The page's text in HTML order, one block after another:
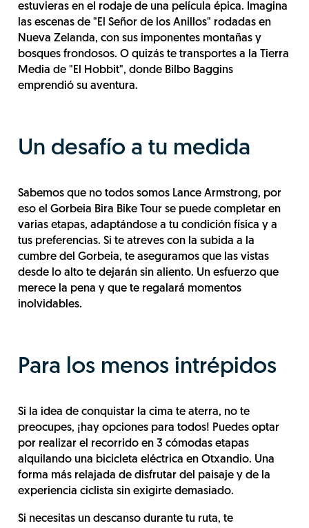
estuvieras en el rodaje de una película épica. Imagina
las escenas de "El Señor de los Anillos" rodadas en
Nueva Zelanda, con sus imponentes montañas y
bosques frondosos. O quizás te transportes a la Tierra
Media de "El Hobbit", donde Bilbo Baggins
emprendió su aventura.
Un desafío a tu medida
Sabemos que no todos somos Lance Armstrong, por
eso el Gorbeia Bira Bike Tour se puede completar en
varias etapas, adaptándose a tu condición física y a
tus preferencias. Si te atreves con la subida a la
cumbre del Gorbeia, te aseguramos que las vistas
desde lo alto te dejarán sin aliento. Un esfuerzo que
merece la pena y que te regalará momentos
inolvidables.
Para los menos intrépidos
Si la idea de conquistar la cima te aterra, no te
preocupes, ¡hay opciones para todos! Puedes optar
por realizar el recorrido en 3 cómodas etapas
alquilando una bicicleta eléctrica en Otxandio. Una
forma más relajada de disfrutar del paisaje y de la
experiencia ciclista sin exigirte demasiado.
Si necesitas un descanso durante tu ruta, te